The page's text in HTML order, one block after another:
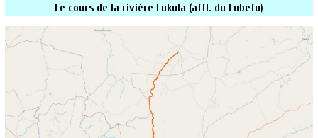
Le cours de la rivière Lukula (affl. du Lubefu)